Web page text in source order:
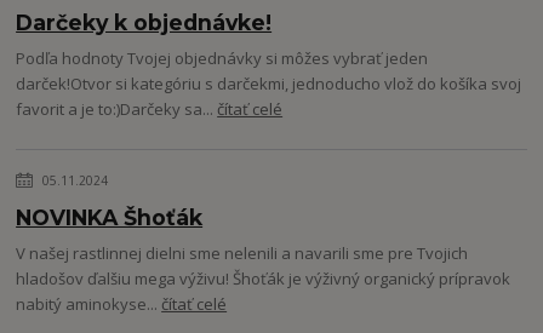
Darčeky k objednávke!
Podľa hodnoty Tvojej objednávky si môžes vybrať jeden
darček!Otvor si kategóriu s darčekmi, jednoducho vlož do košíka svoj
favorit a je to:)Darčeky sa... čítať celé
05.11.2024
NOVINKA Šhoťák
V našej rastlinnej dielni sme nelenili a navarili sme pre Tvojich
hladošov ďalšiu mega výživu! Šhoťák je výživný organický prípravok
nabitý aminokyse... čítať celé